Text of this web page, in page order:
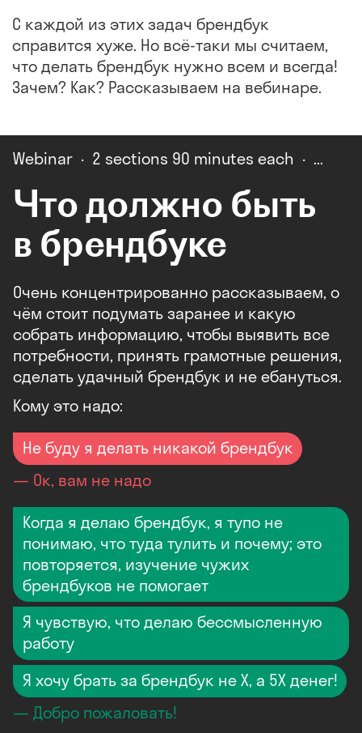
С каждой из этих задач брендбук
справится хуже. Но всё-таки мы считаем,
что делать брендбук нужно всем и всегда!
Зачем? Как? Рассказываем на вебинаре.
Webinar · 2 sections 90 minutes each ·
Что должно быть
в брендбуке
Очень концентрированно рассказываем, о
чём стоит подумать заранее и какую
собрать информацию, чтобы выявить все
потребности, принять грамотные решения,
сделать удачный брендбук и не ебануться.
Кому это надо:
Не буду я делать никакой брендбук
— Ок, вам не надо
Когда я делаю брендбук, я тупо не
понимаю, что туда тулить и почему; это
повторяется, изучение чужих
брендбуков не помогает
Я чувствую, что делаю бессмысленную
работу
Я хочу брать за брендбук не Х, а 5Х денег!
— Добро пожаловать!